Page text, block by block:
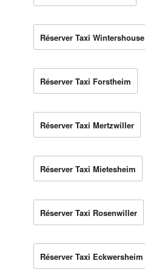
Réserver Taxi Wintershouse
Réserver Taxi Forstheim
Réserver Taxi Mertzwiller
Réserver Taxi Mietesheim
Réserver Taxi Rosenwiller
Réserver Taxi Eckwersheim